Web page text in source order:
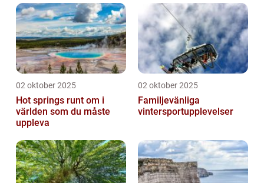
02 oktober 2025
Hot springs runt om i
världen som du måste
uppleva
02 oktober 2025
Familjevänliga
vintersportupplevelser